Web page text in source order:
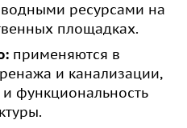
ресурсами на
площадках.
применяются в
и канализации,
и функциональность